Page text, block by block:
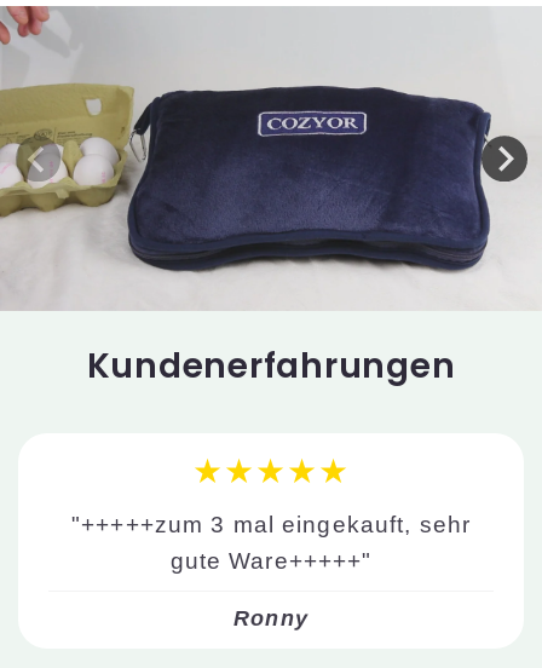
Kundenerfahrungen
★★★★★
"+++++zum 3 mal eingekauft, sehr
gute Ware+++++"
Ronny